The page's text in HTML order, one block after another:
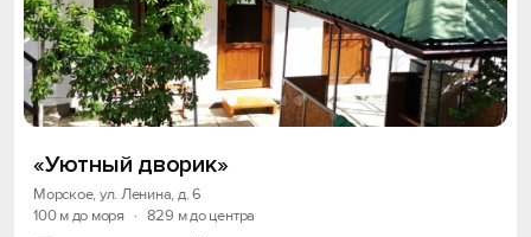
«Уютный дворик»
Морское, ул. Ленина, д. 6
100 м до моря
· 829 м до центра